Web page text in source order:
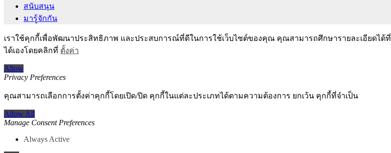
สนับสนุน
มารู้จักกัน
เราใช้คุกกี้เพื่อพัฒนาประสิทธิภาพ และประสบการณ์ที่ดีในการใช้เว็บไซต์ของคุณ คุณสามารถศึกษารายละเอียดได้ที่
ได้เองโดยคลิกที่ ตั้งค่า
Allow
Privacy Preferences
คุณสามารถเลือกการตั้งค่าคุกกี้โดยเปิด/ปิด คุกกี้ในแต่ละประเภทได้ตามความต้องการ ยกเว้น คุกกี้ที่จำเป็น
Allow All
Manage Consent Preferences
Always Active